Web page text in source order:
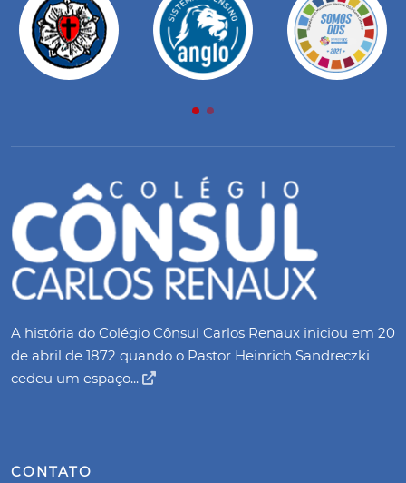
A história do Colégio Cônsul Carlos Renaux iniciou em 20
de abril de 1872 quando o Pastor Heinrich Sandreczki
cedeu um espaço...
CONTATO